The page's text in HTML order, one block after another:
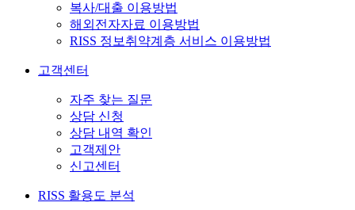
복사/대출 이용방법
해외전자자료 이용방법
RISS 정보취약계층 서비스 이용방법
고객센터
자주 찾는 질문
상담 신청
상담 내역 확인
고객제안
신고센터
RISS 활용도 분석